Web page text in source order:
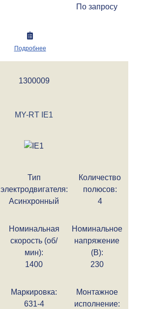
По запросу
Подробнее
1300009
MY-RT IE1
Тип
электродвигателя:
Асинхронный
Количество
полюсов:
4
Номинальная
скорость (об/
мин):
1400
Номинальное
напряжение
(В):
230
Маркировка:
631-4
Монтажное
исполнение: